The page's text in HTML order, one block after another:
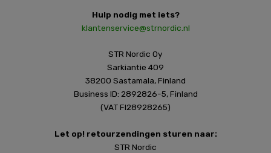
Hulp nodig met iets?
klantenservice@strnordic.nl
STR Nordic Oy
Sarkiantie 409
38200 Sastamala, Finland
Business ID: 2892826-5, Finland
(VAT FI28928265)
Let op! retourzendingen sturen naar:
STR Nordic